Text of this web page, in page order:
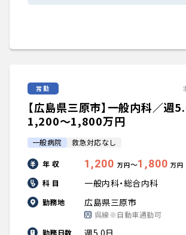
常勤
【広島県三原市】一般内科／週
1,200〜1,800万円
一般病院 救急対応なし
年 収 1,200 万円〜1,800 万円
科 目 一般内科・総合内科
勤務地 広島県三原市
呉線※自動車通勤可
勤務日数